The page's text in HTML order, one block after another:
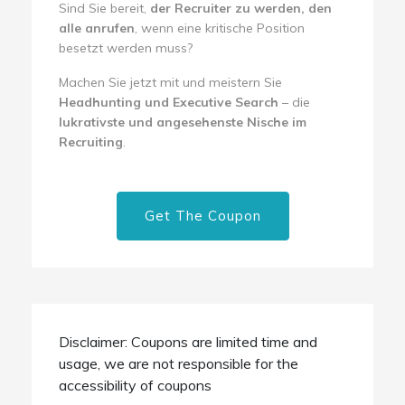
Sind Sie bereit, der Recruiter zu werden, den
alle anrufen, wenn eine kritische Position
besetzt werden muss?
Machen Sie jetzt mit und meistern Sie
Headhunting und Executive Search – die
lukrativste und angesehenste Nische im
Recruiting.
Get The Coupon
Disclaimer: Coupons are limited time and
usage, we are not responsible for the
accessibility of coupons